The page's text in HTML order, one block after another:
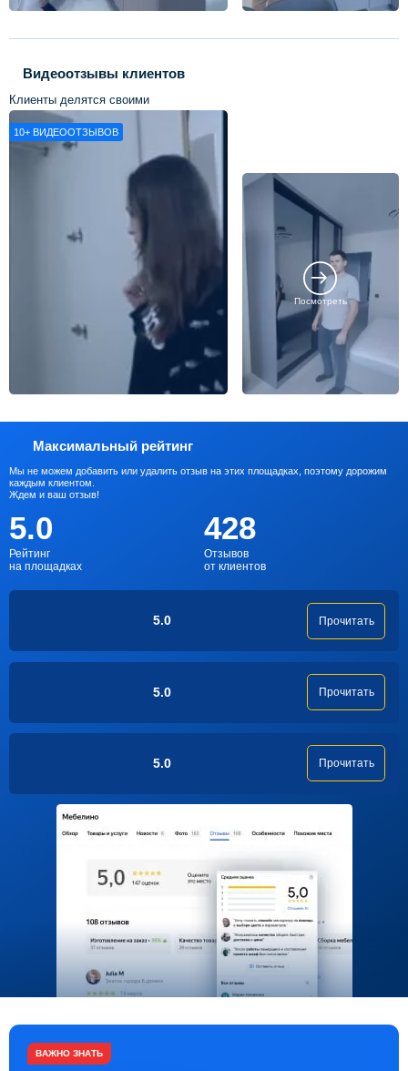
Видеоотзывы клиентов
Клиенты делятся своими
впечатлениями о нашей работе
10+ ВИДЕООТЗЫВОВ
Посмотреть
Максимальный рейтинг
Мы не можем добавить или удалить отзыв на этих площадках, поэтому дорожим
каждым клиентом.
Ждем и ваш отзыв!
5.0
Рейтинг
на площадках
428
Отзывов
от клиентов
5.0 Прочитать
5.0 Прочитать
5.0 Прочитать
ВАЖНО ЗНАТЬ